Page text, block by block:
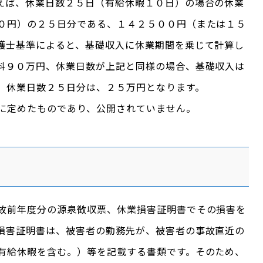
）の２５日分である、１４２５００円（または１５
基準によると、基礎収入に休業期間を乗じて計算し
０万円、休業日数が上記と同様の場合、基礎収入は
業日数２５日分は、２５万円となります。
めたものであり、公開されていません。
年度分の源泉徴収票、休業損害証明書でその損害を
証明書は、被害者の勤務先が、被害者の事故直近の
休暇を含む。）等を記載する書類です。そのため、